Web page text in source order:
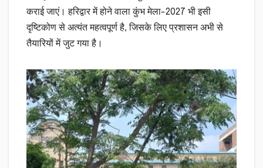
कराई जाएं। हरिद्वार में होने वाला कुंभ मेला-2027 भी इसी
दृष्टिकोण से अत्यंत महत्वपूर्ण है, जिसके लिए प्रशासन अभी से
तैयारियों में जुट गया है।